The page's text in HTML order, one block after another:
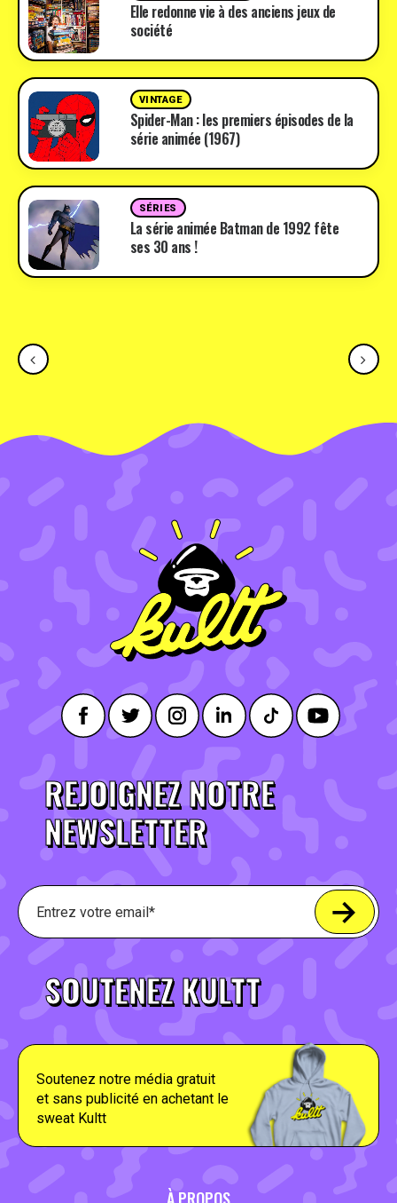
Elle redonne vie à des anciens jeux de
société
VINTAGE
Spider-Man : les premiers épisodes de la
série animée (1967)
SÉRIES
La série animée Batman de 1992 fête
ses 30 ans !
REJOIGNEZ NOTRE
NEWSLETTER
SOUTENEZ KULTT
Soutenez notre média gratuit
et sans publicité en achetant le
sweat Kultt